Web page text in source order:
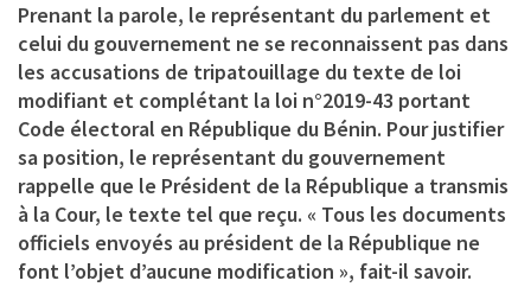
Prenant la parole, le représentant du parlement et
celui du gouvernement ne se reconnaissent pas dans
les accusations de tripatouillage du texte de loi
modifiant et complétant la loi n°2019-43 portant
Code électoral en République du Bénin. Pour justifier
sa position, le représentant du gouvernement
rappelle que le Président de la République a transmis
à la Cour, le texte tel que reçu. « Tous les documents
officiels envoyés au président de la République ne
font l’objet d’aucune modification », fait-il savoir.